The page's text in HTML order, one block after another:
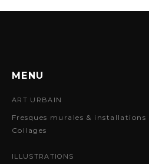
MENU
ART URBAIN
Fresques murales & installations
Collages
ILLUSTRATIONS